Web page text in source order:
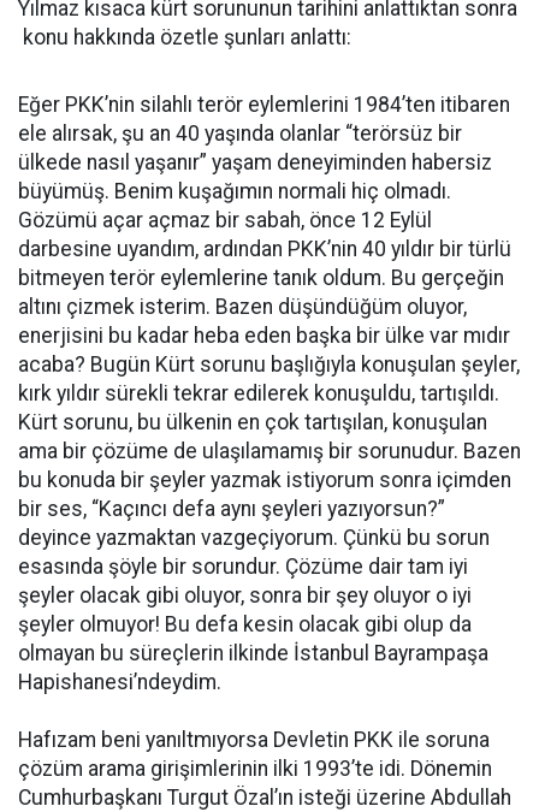
Yılmaz kısaca kürt sorununun tarihini anlattıktan sonra
konu hakkında özetle şunları anlattı:
Eğer PKK’nin silahlı terör eylemlerini 1984’ten itibaren
ele alırsak, şu an 40 yaşında olanlar “terörsüz bir
ülkede nasıl yaşanır” yaşam deneyiminden habersiz
büyümüş. Benim kuşağımın normali hiç olmadı.
Gözümü açar açmaz bir sabah, önce 12 Eylül
darbesine uyandım, ardından PKK’nin 40 yıldır bir türlü
bitmeyen terör eylemlerine tanık oldum. Bu gerçeğin
altını çizmek isterim. Bazen düşündüğüm oluyor,
enerjisini bu kadar heba eden başka bir ülke var mıdır
acaba? Bugün Kürt sorunu başlığıyla konuşulan şeyler,
kırk yıldır sürekli tekrar edilerek konuşuldu, tartışıldı.
Kürt sorunu, bu ülkenin en çok tartışılan, konuşulan
ama bir çözüme de ulaşılamamış bir sorunudur. Bazen
bu konuda bir şeyler yazmak istiyorum sonra içimden
bir ses, “Kaçıncı defa aynı şeyleri yazıyorsun?”
deyince yazmaktan vazgeçiyorum. Çünkü bu sorun
esasında şöyle bir sorundur. Çözüme dair tam iyi
şeyler olacak gibi oluyor, sonra bir şey oluyor o iyi
şeyler olmuyor! Bu defa kesin olacak gibi olup da
olmayan bu süreçlerin ilkinde İstanbul Bayrampaşa
Hapishanesi’ndeydim.
Hafızam beni yanıltmıyorsa Devletin PKK ile soruna
çözüm arama girişimlerinin ilki 1993’te idi. Dönemin
Cumhurbaşkanı Turgut Özal’ın isteği üzerine Abdullah